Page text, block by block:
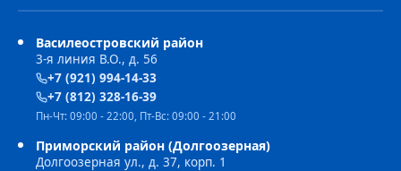
Василеостровский район
3-я линия В.О., д. 56
+7 (921) 994-14-33
+7 (812) 328-16-39
Пн-Чт: 09:00 - 22:00, Пт-Вс: 09:00 - 21:00
Приморский район (Долгоозерная)
Долгоозерная ул., д. 37, корп. 1